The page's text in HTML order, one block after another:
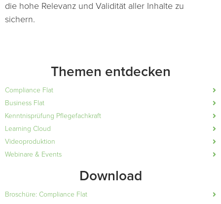
die hohe Relevanz und Validität aller Inhalte zu
sichern.
Themen entdecken
Compliance Flat
Business Flat
Kenntnisprüfung Pflegefachkraft
Learning Cloud
Videoproduktion
Webinare & Events
Download
Broschüre: Compliance Flat